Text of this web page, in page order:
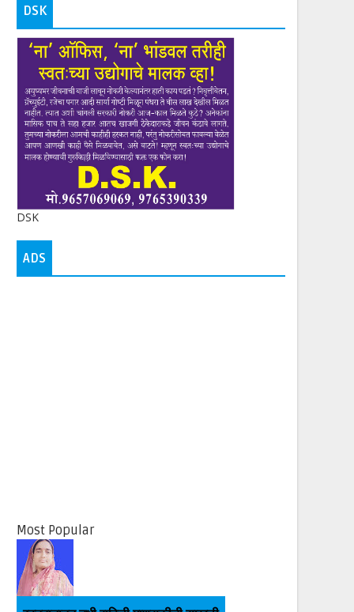
DSK
DSK
ADS
Most Popular